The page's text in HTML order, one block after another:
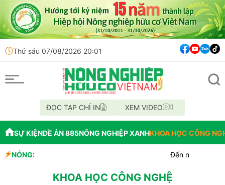
Thứ sáu 07/08/2026 20:01
ĐỌC TẠP CHÍ IN XEM VIDEO
SỰ KIỆNĐỀ ÁN 885NÔNG NGHIỆP XANHKHOA HỌC CÔNG
NÓNG:
Đến năm 2045, Việt Nam
Lâm Đồng: Không hợp thức
KHOA HỌC CÔNG NGHỆ